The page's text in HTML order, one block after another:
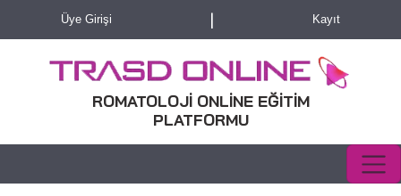
Üye Girişi | Kayıt
ROMATOLOJİ ONLİNE EĞİTİM
PLATFORMU